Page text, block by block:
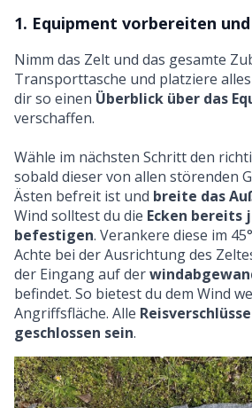
1. Equipment vorbereiten
Nimm das Zelt und das gesamte
Transporttasche und platziere
dir so einen Überblick über das
verschaffen.
Wähle im nächsten Schritt den
sobald dieser von allen störenden
Ästen befreit ist und breite das
Wind solltest du die Ecken
befestigen. Verankere diese im
Achte bei der Ausrichtung des
der Eingang auf der
befindet. So bietest du dem Wind
Angriffsfläche. Alle
geschlossen sein.